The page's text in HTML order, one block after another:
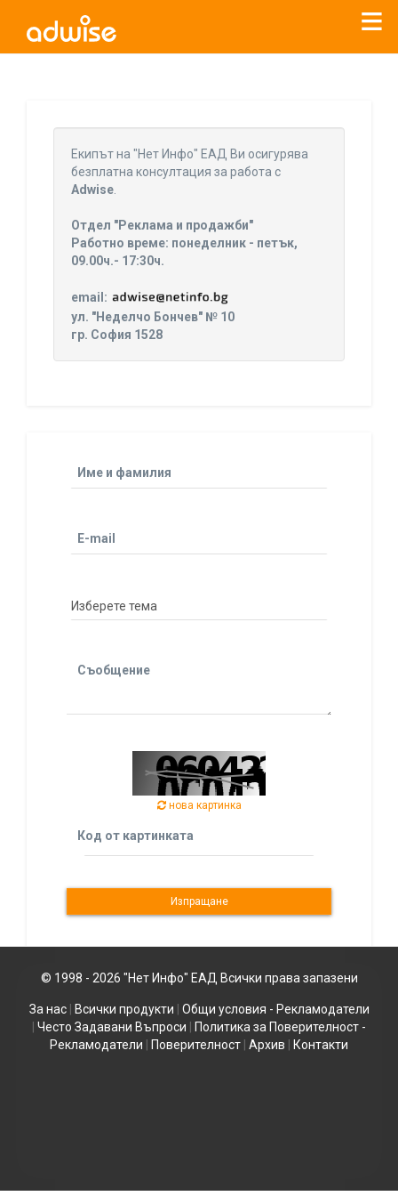
Уважаеми рекламодатели, с настоящото съобщение
бихме искали да Ви уведомим, че „Нет Инфо“ ЕАД (
прекратява услугата Adwiseсчитано от
г
Eкипът на "Нет Инфо" ЕАД Ви осигурява
безплатна консултация за работа с
Adwise.
Отдел "Реклама и продажби"
Работно време: понеделник - петък,
09.00ч.- 17:30ч.
email:
ул. "Неделчо Бончев" № 10
гр. София 1528
Име и фамилия
E-mail
Съобщение
нова картинка
Код от картинката
© 1998 - 2026 "Нет Инфо" ЕАД Всички права запазени
За нас| Всички продукти
Общи условия - Рекламодатели
Често Задавани Въпроси
Политика за Поверителност -
Рекламодатели
Поверителност Архив Контакти